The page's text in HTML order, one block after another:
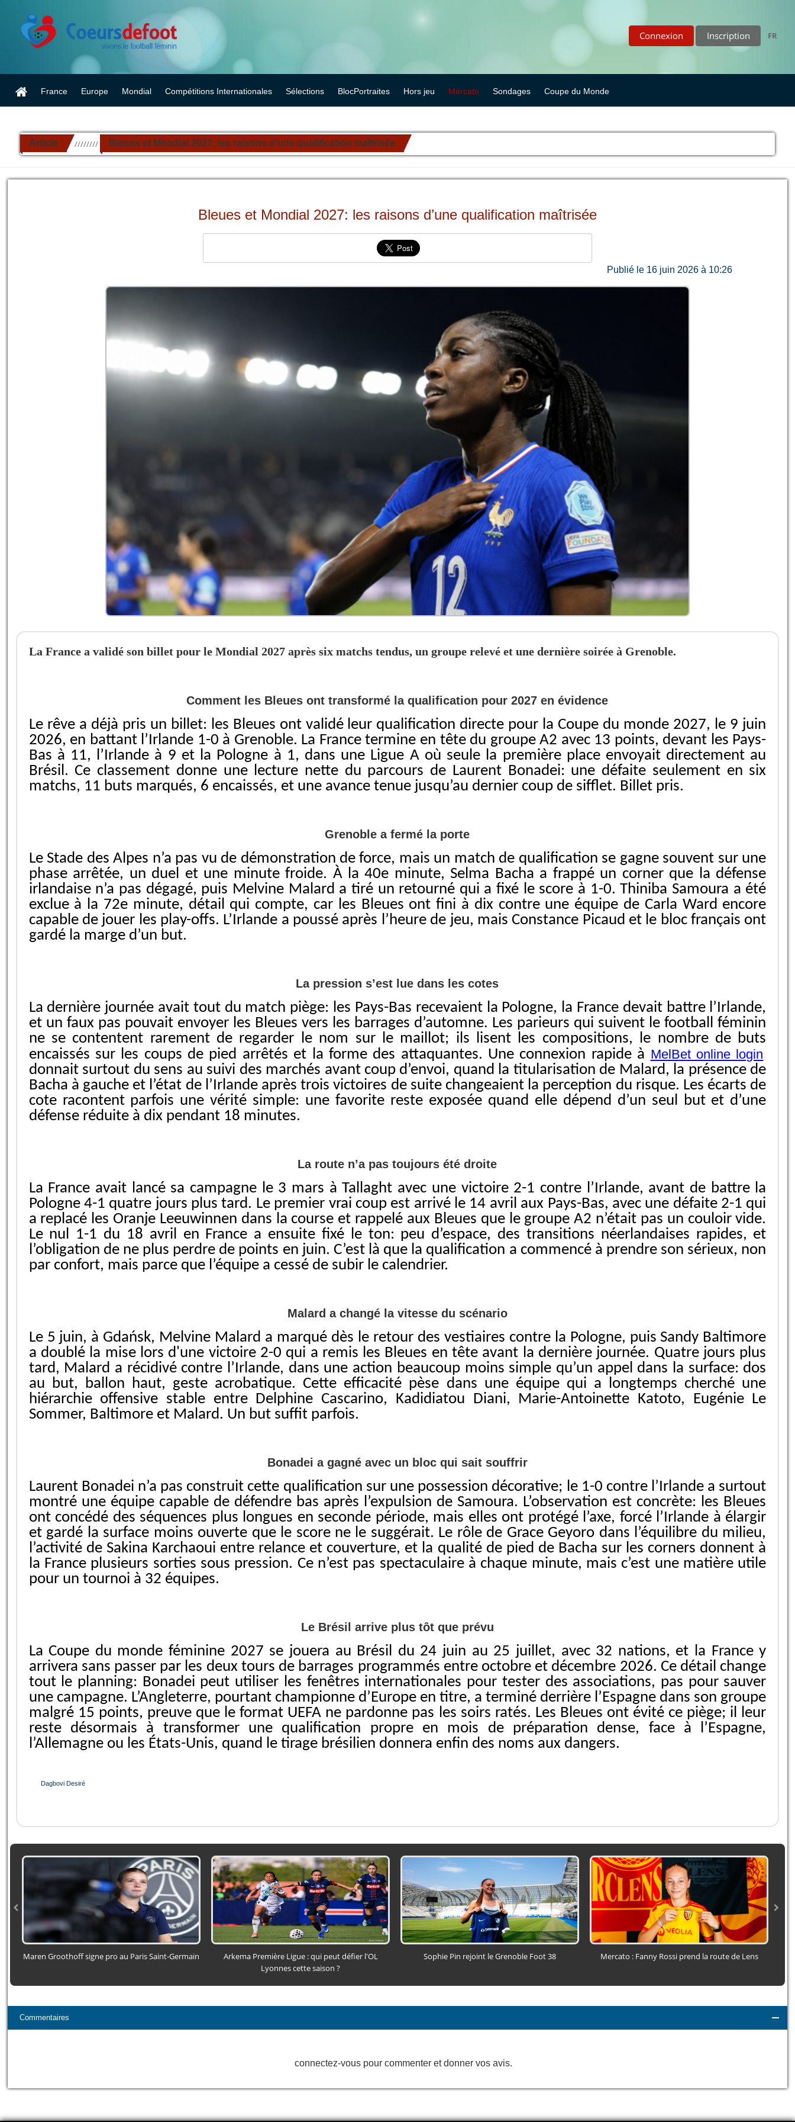
Connexion Inscription FR
France Europe Mondial Compétitions Internationales Sélections BlocPortraites Hors jeu Mercato Sondages Coupe du Monde
Article ////////// Bleues et Mondial 2027: les raisons d’une qualification maîtrisée
Bleues et Mondial 2027: les raisons d’une qualification maîtrisée
Publié le 16 juin 2026 à 10:26
La France a validé son billet pour le Mondial 2027 après six matchs tendus, un groupe relevé et une dernière soirée à Grenoble.
Comment les Bleues ont transformé la qualification pour 2027 en évidence
Le rêve a déjà pris un billet: les Bleues ont validé leur qualification directe pour la Coupe du monde 2027, le 9 juin
2026, en battant l’Irlande 1-0 à Grenoble. La France termine en tête du groupe A2 avec 13 points, devant les Pays-
Bas à 11, l’Irlande à 9 et la Pologne à 1, dans une Ligue A où seule la première place envoyait directement au
Brésil. Ce classement donne une lecture nette du parcours de Laurent Bonadei: une défaite seulement en six
matchs, 11 buts marqués, 6 encaissés, et une avance tenue jusqu’au dernier coup de sifflet. Billet pris.
Grenoble a fermé la porte
Le Stade des Alpes n’a pas vu de démonstration de force, mais un match de qualification se gagne souvent sur une
phase arrêtée, un duel et une minute froide. À la 40e minute, Selma Bacha a frappé un corner que la défense
irlandaise n’a pas dégagé, puis Melvine Malard a tiré un retourné qui a fixé le score à 1-0. Thiniba Samoura a été
exclue à la 72e minute, détail qui compte, car les Bleues ont fini à dix contre une équipe de Carla Ward encore
capable de jouer les play-offs. L’Irlande a poussé après l’heure de jeu, mais Constance Picaud et le bloc français ont
gardé la marge d’un but.
La pression s’est lue dans les cotes
La dernière journée avait tout du match piège: les Pays-Bas recevaient la Pologne, la France devait battre l’Irlande,
et un faux pas pouvait envoyer les Bleues vers les barrages d’automne. Les parieurs qui suivent le football féminin
ne se contentent rarement de regarder le nom sur le maillot; ils lisent les compositions, le nombre de buts
encaissés sur les coups de pied arrêtés et la forme des attaquantes. Une connexion rapide à MelBet online login
donnait surtout du sens au suivi des marchés avant coup d’envoi, quand la titularisation de Malard, la présence de
Bacha à gauche et l’état de l’Irlande après trois victoires de suite changeaient la perception du risque. Les écarts de
cote racontent parfois une vérité simple: une favorite reste exposée quand elle dépend d’un seul but et d’une
défense réduite à dix pendant 18 minutes.
La route n’a pas toujours été droite
La France avait lancé sa campagne le 3 mars à Tallaght avec une victoire 2-1 contre l’Irlande, avant de battre la
Pologne 4-1 quatre jours plus tard. Le premier vrai coup est arrivé le 14 avril aux Pays-Bas, avec une défaite 2-1 qui
a replacé les Oranje Leeuwinnen dans la course et rappelé aux Bleues que le groupe A2 n’était pas un couloir vide.
Le nul 1-1 du 18 avril en France a ensuite fixé le ton: peu d’espace, des transitions néerlandaises rapides, et
l’obligation de ne plus perdre de points en juin. C’est là que la qualification a commencé à prendre son sérieux, non
par confort, mais parce que l’équipe a cessé de subir le calendrier.
Malard a changé la vitesse du scénario
Le 5 juin, à Gdańsk, Melvine Malard a marqué dès le retour des vestiaires contre la Pologne, puis Sandy Baltimore
a doublé la mise lors d'une victoire 2-0 qui a remis les Bleues en tête avant la dernière journée. Quatre jours plus
tard, Malard a récidivé contre l’Irlande, dans une action beaucoup moins simple qu’un appel dans la surface: dos
au but, ballon haut, geste acrobatique. Cette efficacité pèse dans une équipe qui a longtemps cherché une
hiérarchie offensive stable entre Delphine Cascarino, Kadidiatou Diani, Marie-Antoinette Katoto, Eugénie Le
Sommer, Baltimore et Malard. Un but suffit parfois.
Bonadei a gagné avec un bloc qui sait souffrir
Laurent Bonadei n’a pas construit cette qualification sur une possession décorative; le 1-0 contre l’Irlande a surtout
montré une équipe capable de défendre bas après l’expulsion de Samoura. L’observation est concrète: les Bleues
ont concédé des séquences plus longues en seconde période, mais elles ont protégé l’axe, forcé l’Irlande à élargir
et gardé la surface moins ouverte que le score ne le suggérait. Le rôle de Grace Geyoro dans l’équilibre du milieu,
l’activité de Sakina Karchaoui entre relance et couverture, et la qualité de pied de Bacha sur les corners donnent à
la France plusieurs sorties sous pression. Ce n’est pas spectaculaire à chaque minute, mais c’est une matière utile
pour un tournoi à 32 équipes.
Le Brésil arrive plus tôt que prévu
La Coupe du monde féminine 2027 se jouera au Brésil du 24 juin au 25 juillet, avec 32 nations, et la France y
arrivera sans passer par les deux tours de barrages programmés entre octobre et décembre 2026. Ce détail change
tout le planning: Bonadei peut utiliser les fenêtres internationales pour tester des associations, pas pour sauver
une campagne. L’Angleterre, pourtant championne d’Europe en titre, a terminé derrière l’Espagne dans son groupe
malgré 15 points, preuve que le format UEFA ne pardonne pas les soirs ratés. Les Bleues ont évité ce piège; il leur
reste désormais à transformer une qualification propre en mois de préparation dense, face à l’Espagne,
l’Allemagne ou les États-Unis, quand le tirage brésilien donnera enfin des noms aux dangers.
Dagbovi Desiré
Maren Groothoff signe pro au Paris Saint‑Germain
Arkema Première Ligue : qui peut défier l'OL
Lyonnes cette saison ?
Sophie Pin rejoint le Grenoble Foot 38 Mercato : Fanny Rossi prend la route de Lens
Commentaires
connectez-vous pour commenter et donner vos avis.